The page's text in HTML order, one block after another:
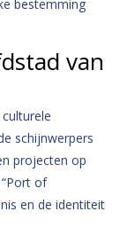
bestemming
van
schijnwerpers
projecten op
of
en de identiteit